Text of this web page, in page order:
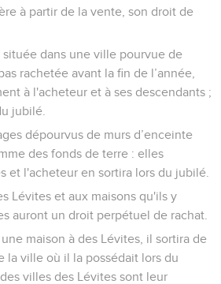
à partir de la vente, son droit de
située dans une ville pourvue de
rachetée avant la fin de l’année,
à l'acheteur et à ses descendants ;
jubilé.
dépourvus de murs d’enceinte
des fonds de terre : elles
et l'acheteur en sortira lors du jubilé.
Lévites et aux maisons qu'ils y
auront un droit perpétuel de rachat.
maison à des Lévites, il sortira de
la ville où il la possédait lors du
villes des Lévites sont leur